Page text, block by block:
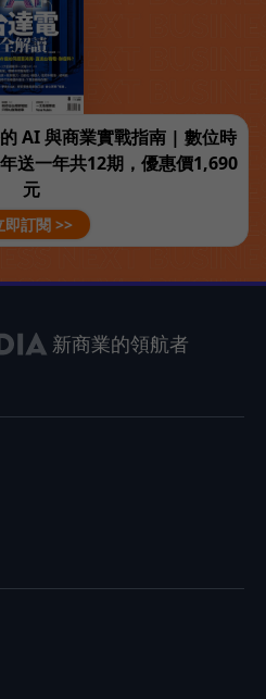
AI 與商業實戰指南 | 數位時
送一年共12期，優惠價1,690
元
即訂閱 >>
新商業的領航者